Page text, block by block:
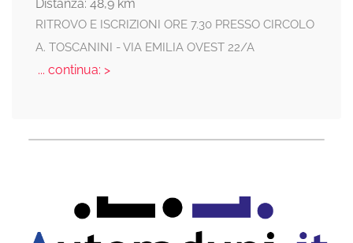
Distanza: 48,9 km
RITROVO E ISCRIZIONI ORE 7.30 PRESSO CIRCOLO
A. TOSCANINI - VIA EMILIA OVEST 22/A
... continua: >